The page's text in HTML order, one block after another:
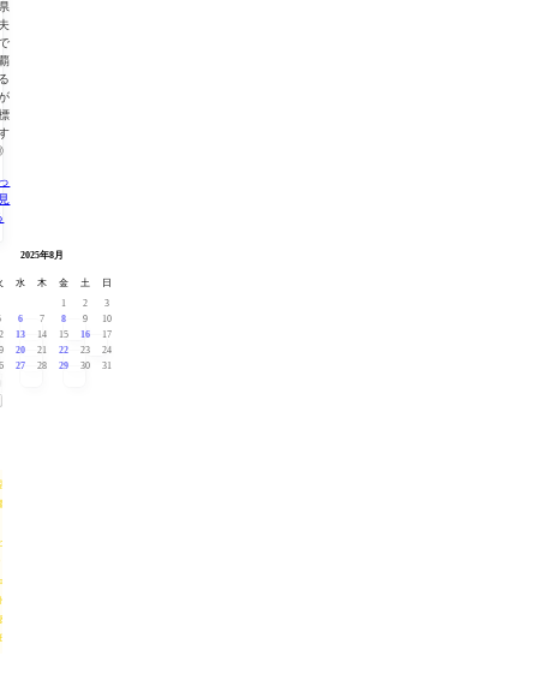
2025年8月
水 木 金 土
日
1
2
3
6 7 8 9
10
13 14 15 16
17
20 21 22 23
24
27 28 29 30 31
« 7月
»
泊
要
ス
ジ
ェッ
ト大
梅
）